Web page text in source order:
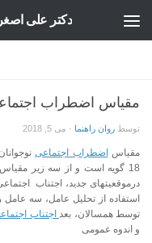
دکتر علی
مقياس اضطراب
توسط روان راهنما · می 5, 2018
مقياساضطراب اجتماعی
18 گويه است و از سه زير
درموقعيت­های جديد، اجتناب
استفاده از تحليل عامل، سه عامل
توسط همسالان، بعد اجتناب
و اندوه عمومی